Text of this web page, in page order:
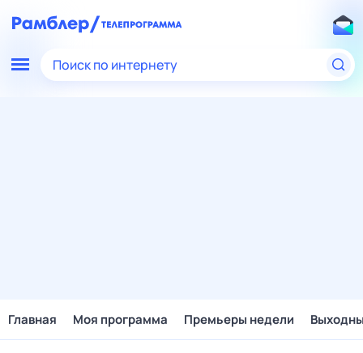
Поиск по интернету
Главная Моя программа Премьеры недели